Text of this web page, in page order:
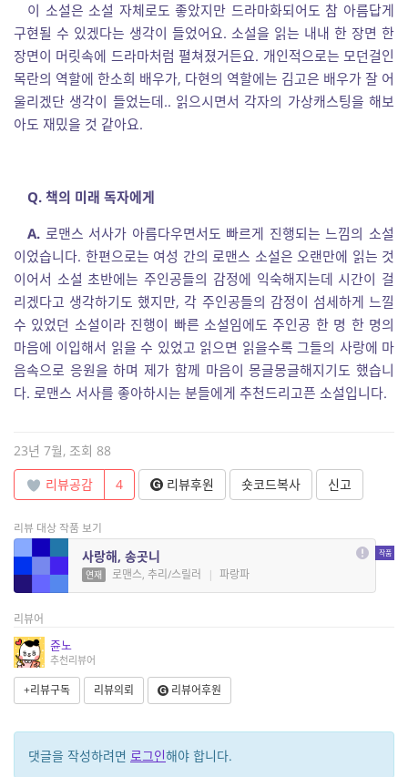
이 소설은 소설 자체로도 좋았지만 드라마화되어도 참 아름답게
구현될 수 있겠다는 생각이 들었어요. 소설을 읽는 내내 한 장면 한
장면이 머릿속에 드라마처럼 펼쳐졌거든요. 개인적으로는 모던걸인
목란의 역할에 한소희 배우가, 다현의 역할에는 김고은 배우가 잘 어
울리겠단 생각이 들었는데.. 읽으시면서 각자의 가상캐스팅을 해보
아도 재밌을 것 같아요.
Q. 책의 미래 독자에게
A. 로맨스 서사가 아름다우면서도 빠르게 진행되는 느낌의 소설
이었습니다. 한편으로는 여성 간의 로맨스 소설은 오랜만에 읽는 것
이어서 소설 초반에는 주인공들의 감정에 익숙해지는데 시간이 걸
리겠다고 생각하기도 했지만, 각 주인공들의 감정이 섬세하게 느낄
수 있었던 소설이라 진행이 빠른 소설임에도 주인공 한 명 한 명의
마음에 이입해서 읽을 수 있었고 읽으면 읽을수록 그들의 사랑에 마
음속으로 응원을 하며 제가 함께 마음이 몽글몽글해지기도 했습니
다. 로맨스 서사를 좋아하시는 분들에게 추천드리고픈 소설입니다.
23년 7월, 조회 88
리뷰공감
4 리뷰후원 숏코드복사 신고
리뷰 대상 작품 보기
사랑해, 송곳니
연재 로맨스, 추리/스릴러 | 파랑파
리뷰어
쥰노
추천리뷰어
+리뷰구독 리뷰의뢰 리뷰어후원
댓글을 작성하려면 로그인해야 합니다.